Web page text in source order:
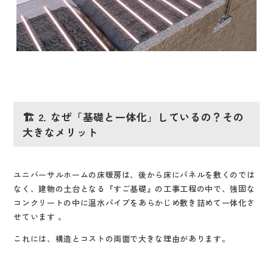
🏗️ 2. なぜ「基礎と一体化」しているの？その
大きなメリット
ユニバーサルホームの床暖房は、後から床にパネルを敷くのでは
なく、建物の土台となる『すご基礎』の工事工程の中で、強固な
コンクリートの中に温水パイプをあらかじめ敷き詰めて一体化さ
せています 。
これには、構造とコストの両面で大きな理由があります。